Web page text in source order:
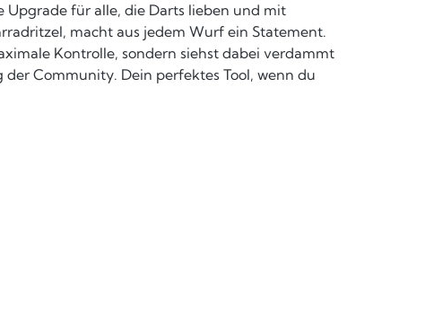
Upgrade für alle, die Darts lieben und mit
macht aus jedem Wurf ein Statement.
Kontrolle, sondern siehst dabei verdammt
Community. Dein perfektes Tool, wenn du